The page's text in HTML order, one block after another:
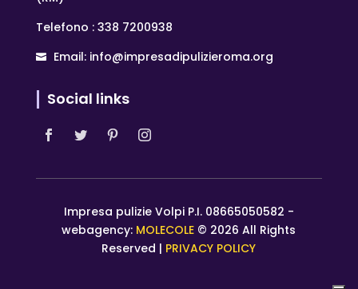
Telefono : 338 7200938
Email: info@impresadipulizieroma.org
Social links
Impresa pulizie Volpi P.I. 08665050582 -
webagency: MOLECOLE © 2026 All Rights
Reserved | PRIVACY POLICY